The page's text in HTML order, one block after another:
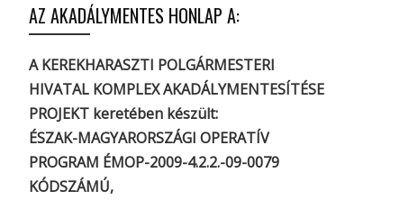
AZ AKADÁLYMENTES HONLAP A:
A KEREKHARASZTI POLGÁRMESTERI
HIVATAL KOMPLEX AKADÁLYMENTESÍTÉSE
PROJEKT keretében készült:
ÉSZAK-MAGYARORSZÁGI OPERATÍV
PROGRAM ÉMOP-2009-4.2.2.-09-0079
KÓDSZÁMÚ,